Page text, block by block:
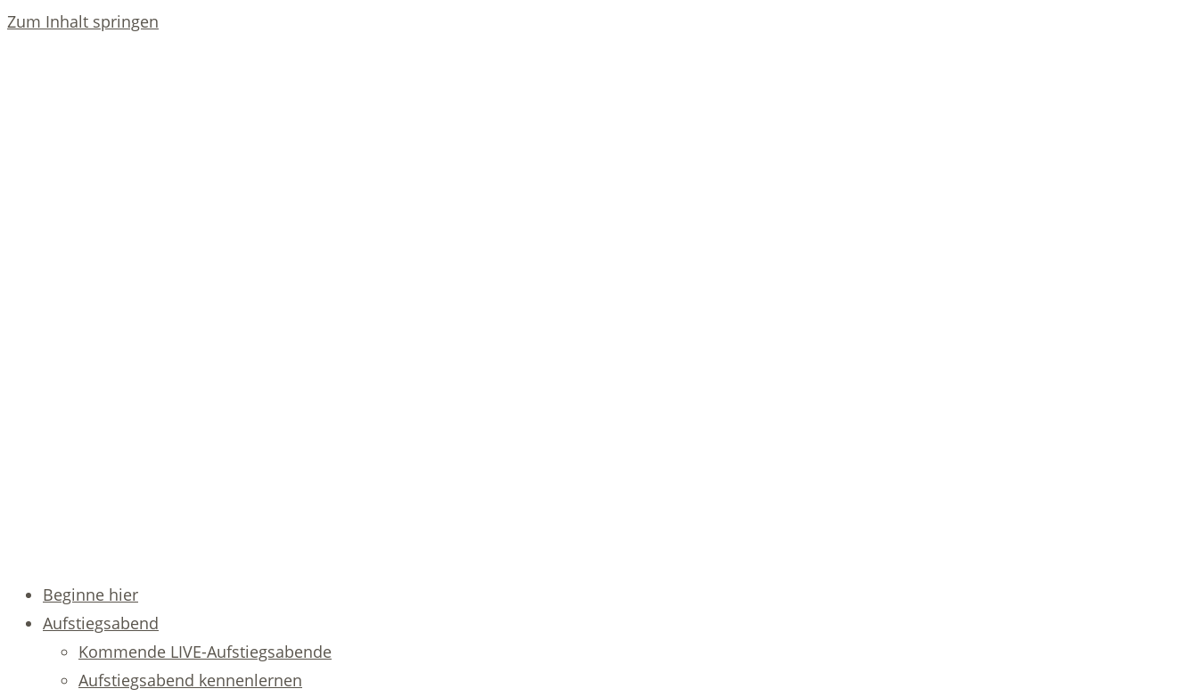
Zum Inhalt springen
Beginne hier
Aufstiegsabend
Kommende LIVE-Aufstiegsabende
Aufstiegsabend kennenlernen